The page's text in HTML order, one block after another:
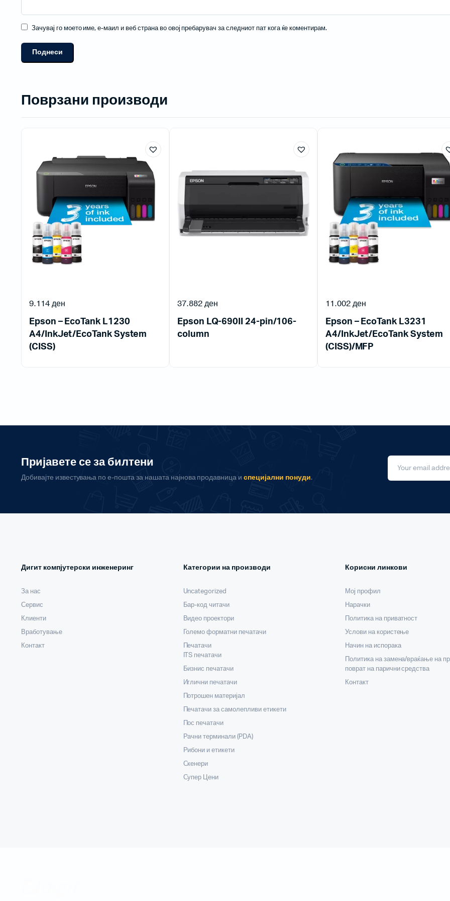
Зачувај го моето име, е-маил и веб страна во овој пребарувач за следниот пат кога ќе коментирам.
Поврзани производи
Epson – EcoTank L1230
A4/InkJet/EcoTank System
(CISS)
9.114ден
Epson LQ-690II 24-pin/106-
column
37.882ден
Epson – EcoTank L3231
A4/InkJet/EcoTank System
(CISS)/MFP
11.002ден
Пријавете се за билтени
Добивајте известувања по е-пошта за нашата најнова продавница испецијални понуди.
Дигит компјутерски инженеринг
За нас
Сервис
Клиенти
Вработување
Контакт
Категории на производи
Uncategorized
Бар-код читачи
Видео проектори
Големо форматни печатачи
Печатачи
ITS печатачи
Бизнис печатачи
Иглични печатачи
Потрошен материјал
Печатачи за самолепливи етикети
Пос печатачи
Рачни терминали (PDA)
Рибони и етикети
Скенери
Супер Цени
Корисни линкови
Мој профил
Нарачки
Политика на приватност
Услови на користење
Начин на испорака
Политика на замена/враќање на
поврат на парични средства
Контакт